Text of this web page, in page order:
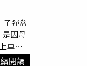
男聽
帳戶
機警
給張
若有
子彈當
因母
車
，車程
閱讀